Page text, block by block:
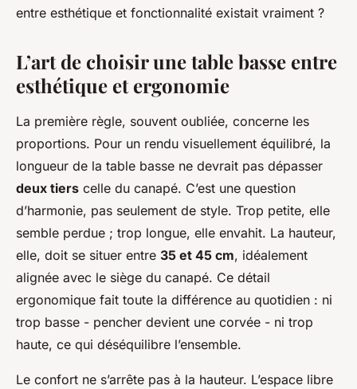
entre esthétique et fonctionnalité existait vraiment ?
L’art de choisir une table basse entre
esthétique et ergonomie
La première règle, souvent oubliée, concerne les
proportions. Pour un rendu visuellement équilibré, la
longueur de la table basse ne devrait pas dépasser
deux tiers celle du canapé. C’est une question
d’harmonie, pas seulement de style. Trop petite, elle
semble perdue ; trop longue, elle envahit. La hauteur,
elle, doit se situer entre 35 et 45 cm, idéalement
alignée avec le siège du canapé. Ce détail
ergonomique fait toute la différence au quotidien : ni
trop basse - pencher devient une corvée - ni trop
haute, ce qui déséquilibre l’ensemble.
Le confort ne s’arrête pas à la hauteur. L’espace libre